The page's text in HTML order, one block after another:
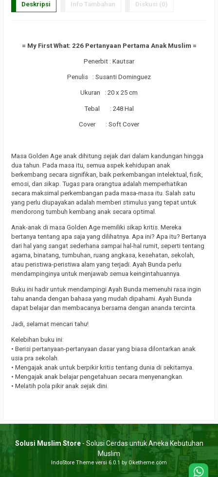
Deskripsi Info Tambahan Diskusi (0)
= My First What: 226 Pertanyaan Pertama Anak Muslim =
Penerbit : Kautsar
Penulis : Susanti Dominguez
Ukuran : 20 x 25 cm
Tebal : 248 Hal
Cover : Soft Cover
Masa Golden Age anak dihitung sejak dari dalam kandungan hingga
dua tahun. Pada masa itu, semua aspek kehidupan anak
berkembang secara signifikan, baik perkembangan intelektual, fisik,
emosi, dan sikap. Tugas para orangtua adalah memperhatikan
secara maksimal perkembangan pada masa-masa itu. Salah satu
yang perlu diupayakan adalah memberi stimulus yang tepat untuk
mendorong tumbuh kembang anak secara optimal.
Anak-anak di masa Golden Age memiliki sikap kritis. Mereka
bertanya tentang apa saja yang dilihatnya. Apa ini? Apa itu? Bertanya
dari hal yang sangat sederhana sampai hal-hal rumit, seperti tentang
agama, binatang, tumbuhan, ruang angkasa, kesehatan, sekolah,
atau peristiwa-peristiwa alam yang terjadi. Ayah Bunda perlu
mendampinginya untuk menjawab semua keingintahuannya.
Buku ini hadir untuk mendampingi Ayah Bunda memenuhi rasa ingin
tahu ananda dengan bahasa yang mudah dipahami. Ayah Bunda
dapat belajar dan membacanya bersama dengan ananda tercinta.
Jadi, selamat mencari tahu!
Kelebihan buku ini:
• Berisi pertanyaan-pertanyaan dasar yang biasa dilontarkan anak
usia pra sekolah.
• Mengajak anak untuk berpikir kritis tentang dunia di sekitarnya.
• Mengajak anak belajar pengetahuan secara menyenangkan.
• Melatih pola pikir anak sejak dini.
Solusi Muslim Store- Solusi Cerdas untuk Aneka Kebutuhan
Muslim
IndoStore Theme versi 6.0.1 by Oketheme.com